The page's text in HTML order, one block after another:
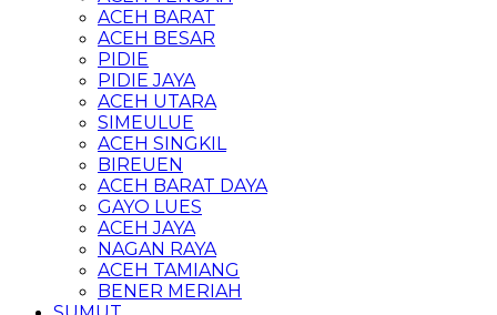
ACEH BARAT
ACEH BESAR
PIDIE
PIDIE JAYA
ACEH UTARA
SIMEULUE
ACEH SINGKIL
BIREUEN
ACEH BARAT DAYA
GAYO LUES
ACEH JAYA
NAGAN RAYA
ACEH TAMIANG
BENER MERIAH